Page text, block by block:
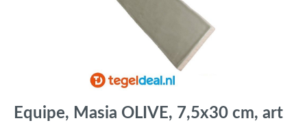
Equipe, Masia OLIVE, 7,5x30 cm, art